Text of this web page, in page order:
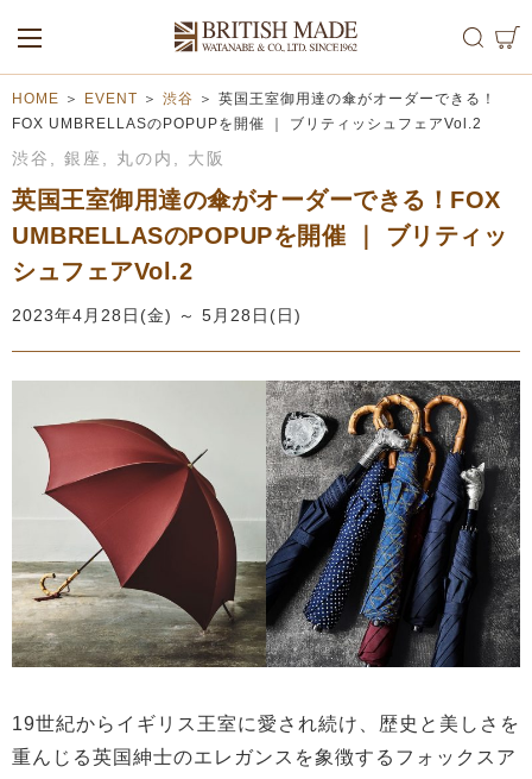
ALL MEN
WOMEN
HOME ＞ EVENT ＞ 渋谷 ＞ 英国王室御用達の傘がオーダーできる！
FOX UMBRELLASのPOPUPを開催 ｜ ブリティッシュフェアVol.2
渋谷 銀座 丸の内 大阪
英国王室御用達の傘がオーダーできる！FOX
UMBRELLASのPOPUPを開催 ｜ ブリティッ
シュフェアVol.2
2023年4月28日(金) ～ 5月28日(日)
19世紀からイギリス王室に愛され続け、歴史と美しさを
重んじる英国紳士のエレガンスを象徴するフォックスア